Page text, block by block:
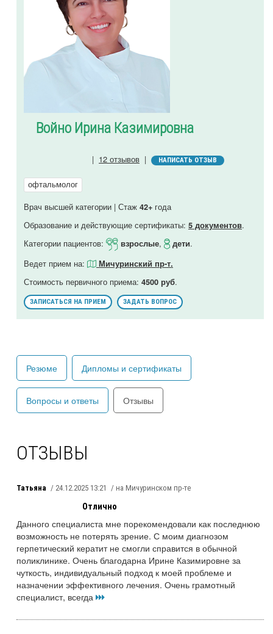
Войно Ирина Казимировна
| 12 отзывов | НАПИСАТЬ ОТЗЫВ
офтальмолог
Врач высшей категории | Стаж 42+ года
Образование и действующие сертификаты: 5 документов.
Категории пациентов:
взрослые, дети.
Ведет прием на:
Мичуринский пр-т.
Стоимость первичного приема: 4500 руб.
ЗАПИСАТЬСЯ НА ПРИЕМ ЗАДАТЬ ВОПРОС
Резюме Дипломы и сертификаты
Вопросы и ответы Отзывы
ОТЗЫВЫ
Татьяна / 24.12.2025 13:21 / на Мичуринском пр-те
Отлично
Данного специалиста мне порекомендовали как последнюю
возможность не потерять зрение. С моим диагнозом
герпетический кератит не смогли справится в обычной
поликлинике. Очень благодарна Ирине Казимировне за
чуткость, индивидуальный подход к моей проблеме и
назначении эффективного лечения. Очень грамотный
специалист, всегда